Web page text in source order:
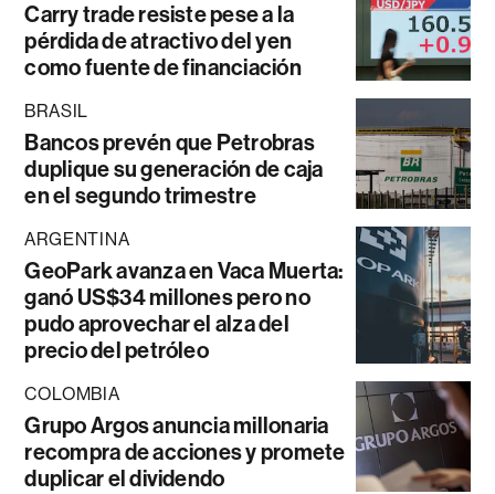
Carry trade resiste pese a la
pérdida de atractivo del yen
como fuente de financiación
BRASIL
Bancos prevén que Petrobras
duplique su generación de caja
en el segundo trimestre
ARGENTINA
GeoPark avanza en Vaca Muerta:
ganó US$34 millones pero no
pudo aprovechar el alza del
precio del petróleo
COLOMBIA
Grupo Argos anuncia millonaria
recompra de acciones y promete
duplicar el dividendo